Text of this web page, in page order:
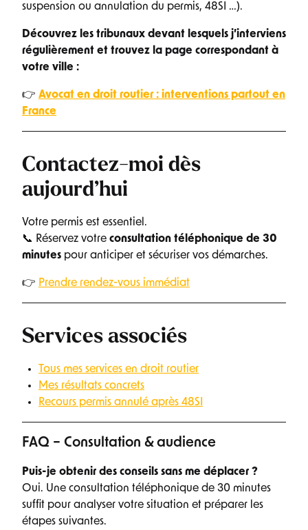
suspension ou annulation du permis, 48SI …).
Découvrez les tribunaux devant lesquels j’interviens
régulièrement et trouvez la page correspondant à
votre ville :
👉 Avocat en droit routier : interventions partout en
France
Contactez-moi dès
aujourd’hui
Votre permis est essentiel.
📞 Réservez votre consultation téléphonique de 30
minutes pour anticiper et sécuriser vos démarches.
👉 Prendre rendez-vous immédiat
Services associés
Tous mes services en droit routier
Mes résultats concrets
Recours permis annulé après 48SI
FAQ – Consultation & audience
Puis-je obtenir des conseils sans me déplacer ?
Oui. Une consultation téléphonique de 30 minutes
suffit pour analyser votre situation et préparer les
étapes suivantes.